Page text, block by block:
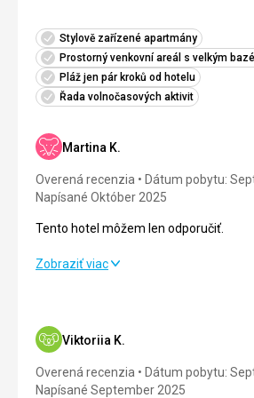
Stylově zařízené apartmány
Prostorný venkovní areál s velkým
Pláž jen pár kroků od hotelu
Řada volnočasových aktivit
Martina K.
Overená recenzia
Dátum pobytu:
Napísané Október 2025
Tento hotel môžem len odporučiť.
Tento hotel môžem len odporučiť.
Ubytovanie
Okolie
Zobraziť viac
Viktoriia K.
Overená recenzia
Dátum pobytu:
Napísané September 2025